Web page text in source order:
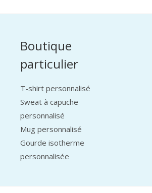
Boutique
particulier
T-shirt personnalisé
Sweat à capuche
personnalisé
Mug personnalisé
Gourde isotherme
personnalisée